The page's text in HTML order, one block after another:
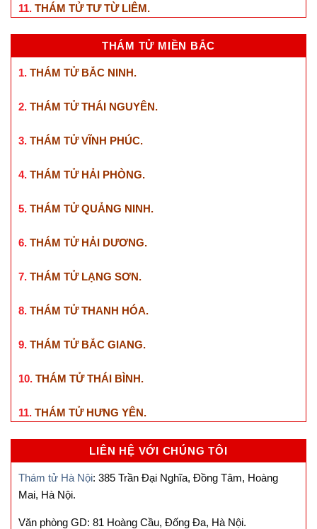
11. THÁM TỬ TƯ TỪ LIÊM .
THÁM TỬ MIỀN BẮC
1. THÁM TỬ BẮC NINH .
2. THÁM TỬ THÁI NGUYÊN .
3. THÁM TỬ VĨNH PHÚC.
4. THÁM TỬ HẢI PHÒNG.
5. THÁM TỬ QUẢNG NINH .
6. THÁM TỬ HẢI DƯƠNG.
7. THÁM TỬ LẠNG SƠN .
8. THÁM TỬ THANH HÓA.
9. THÁM TỬ BẮC GIANG.
10. THÁM TỬ THÁI BÌNH .
11. THÁM TỬ HƯNG YÊN .
LIÊN HỆ VỚI CHÚNG TÔI
Thám tử Hà Nội: 385 Trần Đại Nghĩa, Đồng Tâm, Hoàng
Mai, Hà Nội.
Văn phòng GD: 81 Hoàng Cầu, Đống Đa, Hà Nội.